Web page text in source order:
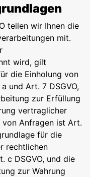
teilen wir Ihnen die
mit.
wird, gilt
die Einholung von
und Art. 7 DSGVO,
zur Erfüllung
vertraglicher
Anfragen ist Art.
für die
rechtlichen
c DSGVO, und die
zur Wahrung